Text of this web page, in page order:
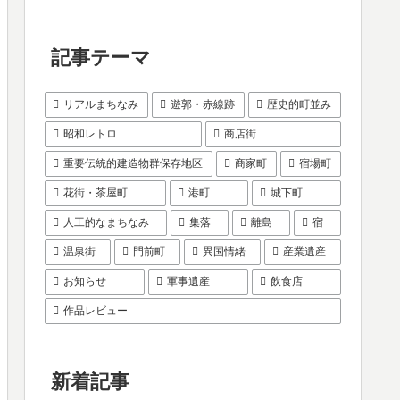
記事テーマ
リアルまちなみ 遊郭・赤線跡 歴史的町並み
昭和レトロ 商店街
重要伝統的建造物群保存地区 商家町 宿場町
花街・茶屋町 港町 城下町
人工的なまちなみ 集落 離島 宿
温泉街 門前町 異国情緒 産業遺産
お知らせ 軍事遺産 飲食店
作品レビュー
新着記事